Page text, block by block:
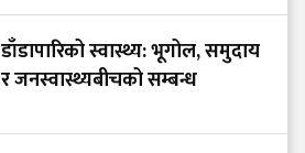
डाँडापारिको स्वास्थ्य: भूगोल, समुदाय
र जनस्वास्थ्यबीचको सम्बन्ध